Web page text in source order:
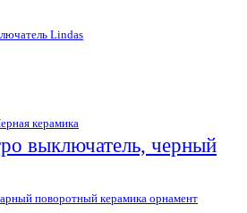
керамика
выключатель, черный